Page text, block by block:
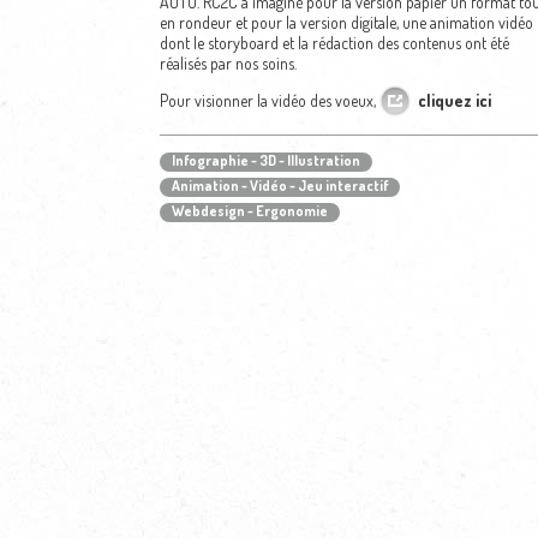
en rondeur et pour la version digitale, une animation vidéo
dont le storyboard et la rédaction des contenus ont été
réalisés par nos soins.
Pour visionner la vidéo des voeux,
cliquez ici
Infographie - 3D - Illustration
Animation - Vidéo - Jeu interactif
Webdesign - Ergonomie